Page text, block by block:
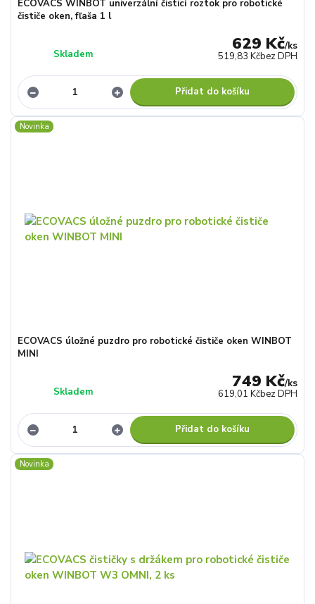
ECOVACS WINBOT univerzální čisticí roztok pro robotické
čističe oken, fľaša 1 l
629 Kč/ks
519,83 Kčbez DPH
Skladem
Přidat do košíku
Novinka
ECOVACS úložné puzdro pro robotické čističe oken WINBOT
MINI
749 Kč/ks
619,01 Kčbez DPH
Skladem
Přidat do košíku
Novinka